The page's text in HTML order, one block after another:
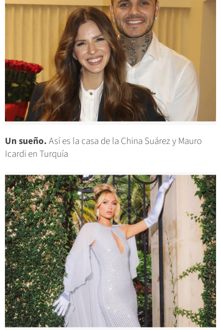
Un sueño.Así es la casa de la China Suárez y Mauro
Icardi en Turquía